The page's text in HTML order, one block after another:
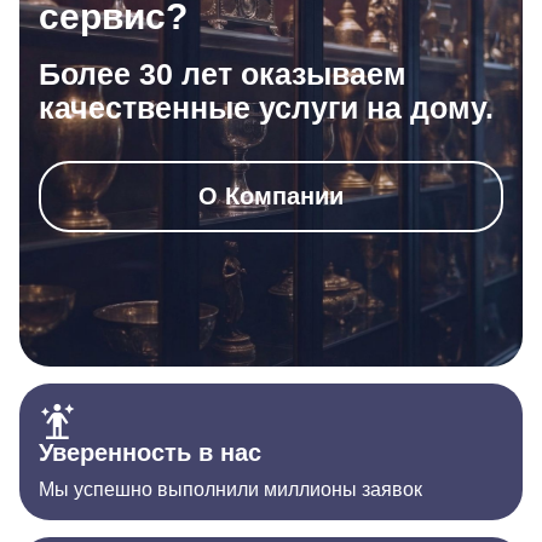
сервис?
Более 30 лет оказываем
качественные услуги на дому.
О Компании
Уверенность в нас
Мы успешно выполнили миллионы заявок